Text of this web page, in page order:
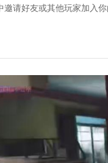
请好友或其他玩家加入你